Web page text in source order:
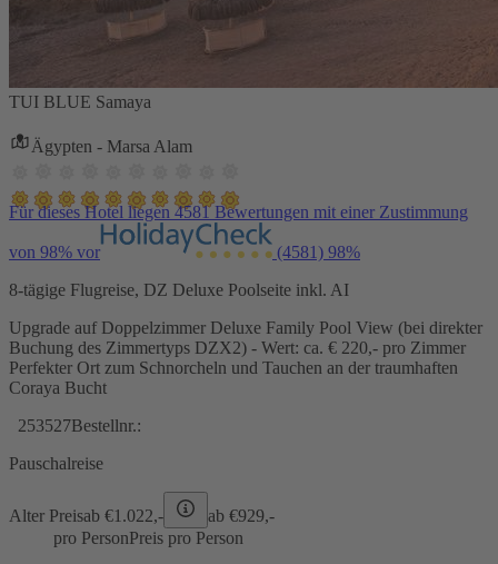
TUI BLUE Samaya
Ägypten - Marsa Alam
Für dieses Hotel liegen 4581 Bewertungen mit einer Zustimmung
von 98% vor (4581) 98%
8-tägige Flugreise, DZ Deluxe Poolseite inkl. AI
Upgrade auf Doppelzimmer Deluxe Family Pool View (bei direkter
Buchung des Zimmertyps DZX2) - Wert: ca. € 220,- pro Zimmer
Perfekter Ort zum Schnorcheln und Tauchen an der traumhaften
Coraya Bucht
253527Bestellnr.:
Pauschalreise
Alter Preisab €1.022,- ab €929,-
pro PersonPreis pro Person